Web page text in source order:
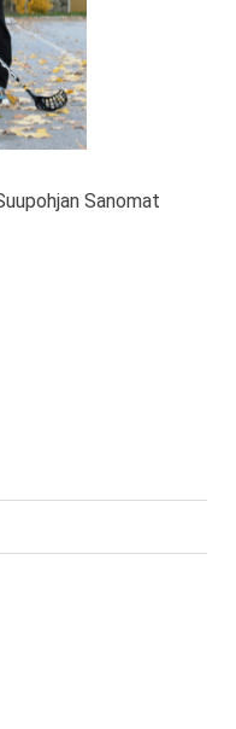
Sanomat